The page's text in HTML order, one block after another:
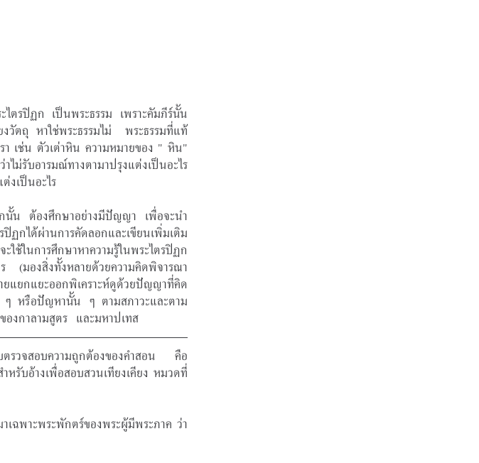
Top
ตรปิฏก เป็นพระธรรม เพราะคัมภีร์นั้น
วัตถุ หาใช่พระธรรมไม่  พระธรรมที่แท้
า เช่น ตัวเต่าหิน ความหมายของ " หิน"
ม่รับอารมณ์ทางตามาปรุงแต่งเป็นอะไร
งเป็นอะไร
นั้น ต้องศึกษาอย่างมีปัญญา เพื่อจะนำ
ฏกได้ผ่านการคัดลอกและเขียนเพิ่มเติม
ช้ในการศึกษาหาความรู้ในพระไตรปิฏก
มองสิ่งทั้งหลายด้วยความคิดพิจารณา
แยกแยะออกพิเคราะห์ดูด้วยปัญญาที่คิด
ๆ หรือปัญหานั้น ๆ ตามสภาวะและตาม
งกาลามสูตร  และมหาปเทส
บตรวจสอบความถูกต้องของคำสอน คือ
รับอ้างเพื่อสอบสวนเทียงเคียง หมวดที่
เฉพาะพระพักตร์ของพระผู้มีพระภาค ว่า